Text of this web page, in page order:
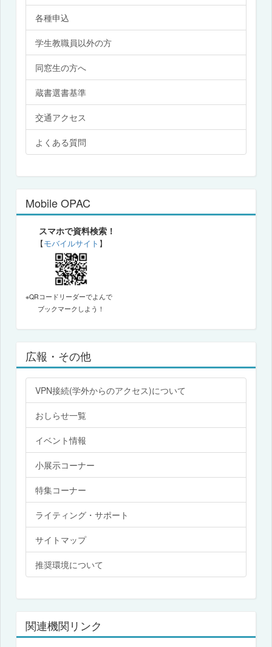
各種申込
学生教職員以外の方
同窓生の方へ
蔵書選書基準
交通アクセス
よくある質問
Mobile OPAC
スマホで資料検索！
【モバイルサイト 】
※QRコードリーダーでよんで
ブックマークしよう！
広報・その他
VPN接続(学外からのアクセス)について
おしらせ一覧
イベント情報
小展示コーナー
特集コーナー
ライティング・サポート
サイトマップ
推奨環境について
関連機関リンク